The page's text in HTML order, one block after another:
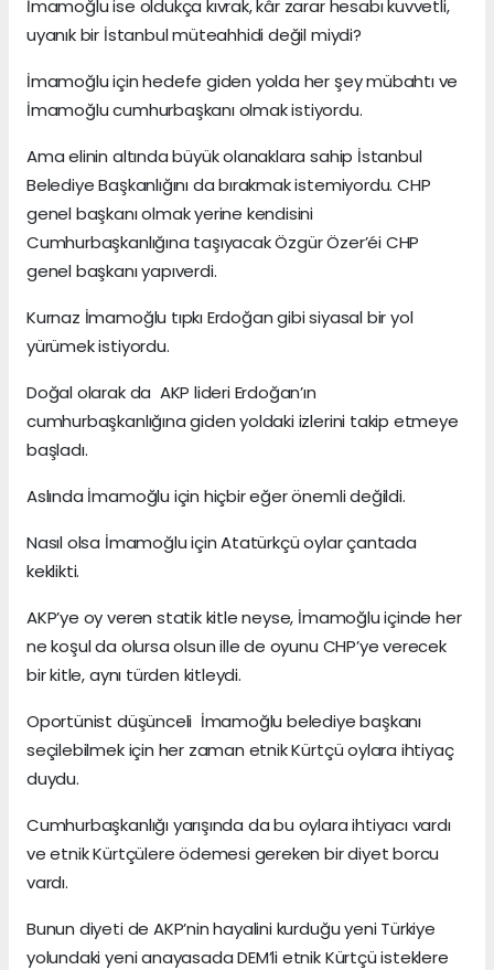
İmamoğlu ise oldukça kıvrak, kâr zarar hesabı kuvvetli,
uyanık bir İstanbul müteahhidi değil miydi?
İmamoğlu için hedefe giden yolda her şey mübahtı ve
İmamoğlu cumhurbaşkanı olmak istiyordu.
Ama elinin altında büyük olanaklara sahip İstanbul
Belediye Başkanlığını da bırakmak istemiyordu. CHP
genel başkanı olmak yerine kendisini
Cumhurbaşkanlığına taşıyacak Özgür Özer’éi CHP
genel başkanı yapıverdi.
Kurnaz İmamoğlu tıpkı Erdoğan gibi siyasal bir yol
yürümek istiyordu.
Doğal olarak da AKP lideri Erdoğan’ın
cumhurbaşkanlığına giden yoldaki izlerini takip etmeye
başladı.
Aslında İmamoğlu için hiçbir eğer önemli değildi.
Nasıl olsa İmamoğlu için Atatürkçü oylar çantada
keklikti.
AKP’ye oy veren statik kitle neyse, İmamoğlu içinde her
ne koşul da olursa olsun ille de oyunu CHP’ye verecek
bir kitle, aynı türden kitleydi.
Oportünist düşünceli İmamoğlu belediye başkanı
seçilebilmek için her zaman etnik Kürtçü oylara ihtiyaç
duydu.
Cumhurbaşkanlığı yarışında da bu oylara ihtiyacı vardı
ve etnik Kürtçülere ödemesi gereken bir diyet borcu
vardı.
Bunun diyeti de AKP’nin hayalini kurduğu yeni Türkiye
yolundaki yeni anayasada DEM’li etnik Kürtçü isteklere